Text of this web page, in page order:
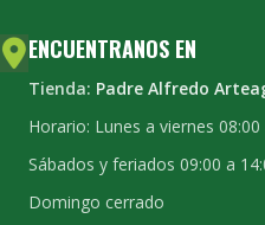
ENCUENTRANOS EN
Tienda: Padre Alfredo
Horario: Lunes a viernes 08:00
Sábados y feriados 09:00 a
Domingo cerrado